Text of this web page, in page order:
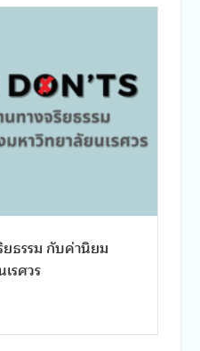
ธรรม กับค่านิยม
รศวร